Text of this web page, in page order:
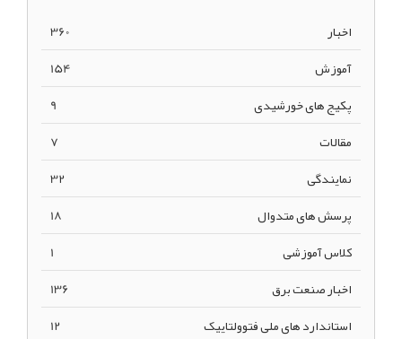
اخبار
360
آموزش
154
پکیج های خورشیدی
9
مقالات
7
نمایندگی
32
پرسش های متدوال
18
کلاس آموزشی
1
اخبار صنعت برق
136
استاندارد های ملی فتوولتاییک
12